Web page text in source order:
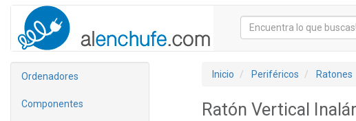
Ordenadores
Componentes
Inicio Periféricos Ratones
Ratón Vertical